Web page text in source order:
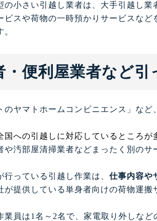
の小さい引越し業者は、大手引越し
ビスや荷物の一時預かりサービスな
・便利屋業者など引
のヤマトホームコンビニエンス」など
国への引越しに対応しているところが
や汚部屋清掃業者などまったく別の
行っている引越し作業は、 仕事内容や
が提供している単身者向けの荷物運
業員は1名～2名で、家電取り外しな